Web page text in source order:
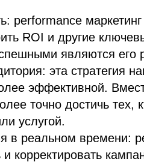
performance
ROI и другие
являются его
эта стратегия
эффективной.
точно достичь тех,
услугой.
в реальном времени:
и корректировать